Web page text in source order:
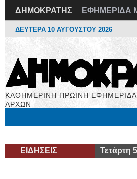
ΔΗΜΟΚΡΑΤΗΣ ΕΦΗΜΕΡΙΔΑ
ΔΕΥΤΕΡΑ 10 ΑΥΓΟΥΣΤΟΥ 2026
ΚΑΘΗΜΕΡΙΝΗ ΠΡΩΙΝΗ
ΑΡΧΩΝ
ΕΙΔΗΣΕΙΣ Τετάρτη